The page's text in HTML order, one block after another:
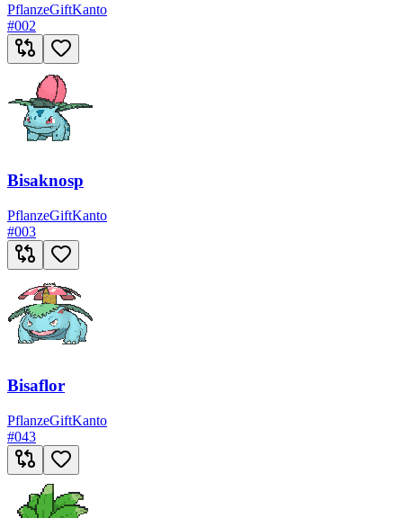
PflanzeGiftKanto
#002
Bisaknosp
PflanzeGiftKanto
#003
Bisaflor
PflanzeGiftKanto
#043